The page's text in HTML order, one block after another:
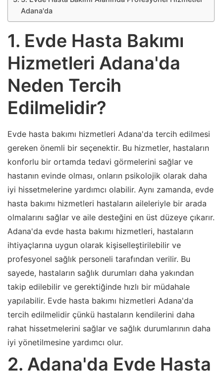
Adana'da
1. Evde Hasta Bakımı
Hizmetleri Adana'da
Neden Tercih
Edilmelidir?
Evde hasta bakımı hizmetleri Adana'da tercih edilmesi
gereken önemli bir seçenektir. Bu hizmetler, hastaların
konforlu bir ortamda tedavi görmelerini sağlar ve
hastanın evinde olması, onların psikolojik olarak daha
iyi hissetmelerine yardımcı olabilir. Aynı zamanda, evde
hasta bakımı hizmetleri hastaların aileleriyle bir arada
olmalarını sağlar ve aile desteğini en üst düzeye çıkarır.
Adana'da evde hasta bakımı hizmetleri, hastaların
ihtiyaçlarına uygun olarak kişiselleştirilebilir ve
profesyonel sağlık personeli tarafından verilir. Bu
sayede, hastaların sağlık durumları daha yakından
takip edilebilir ve gerektiğinde hızlı bir müdahale
yapılabilir. Evde hasta bakımı hizmetleri Adana'da
tercih edilmelidir çünkü hastaların kendilerini daha
rahat hissetmelerini sağlar ve sağlık durumlarının daha
iyi yönetilmesine yardımcı olur.
2. Adana'da Evde Hasta